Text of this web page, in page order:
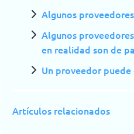
Algunos
Algunos
en realidad son de
Un proveedor
Artículos relacionados